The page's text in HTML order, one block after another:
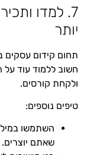
7. למדו
יותר
תחום קידום עסקים
חשוב ללמוד עוד על
ולקחת קורסים.
טיפים נוספים:
השתמשו
שאתם יוצרים.